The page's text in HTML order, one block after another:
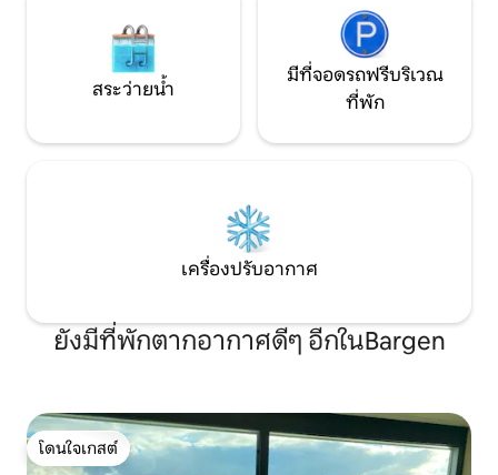
สระว่ายน้ำ
มีที่จอดรถฟรีบริเวณ
ที่พัก
เครื่องปรับอากาศ
ยังมีที่พักตากอากาศดีๆ อีกในBargen
โดนใจเกสต์
โดนใจเกสต์